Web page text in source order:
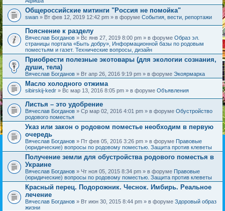
Общероссийские митинги "Россия не помойка"
swan » Вт фев 12, 2019 12:42 pm » в форуме События, вести, репортажи
Пояснение к разделу
Вячеслав Богданов » Вс янв 27, 2019 8:00 pm » в форуме Образ эл.
страницы портала «Быть добру», Информационной базы по родовым
поместьям и газет. Технические вопросы, дизайн
Приобрести полезные экотовары (для экологии сознания,
души, тела)
Вячеслав Богданов » Вт апр 26, 2016 9:19 pm » в форуме Экоярмарка
Масло холодного отжима
sibirskij-kedr » Вс мар 13, 2016 8:05 pm » в форуме Объявления
Листья – это удобрение
Вячеслав Богданов » Ср мар 02, 2016 4:01 pm » в форуме Обустройство
родового поместья
Указ или закон о родовом поместье необходим в первую
очередь
Вячеслав Богданов » Пт фев 05, 2016 3:26 pm » в форуме Правовые
(юридические) вопросы по родовому поместью. Защита против клеветы
Получение земли для обустройства родового поместья в
Украине
Вячеслав Богданов » Чт ноя 05, 2015 8:34 pm » в форуме Правовые
(юридические) вопросы по родовому поместью. Защита против клеветы
Красный перец. Подорожник. Чеснок. Имбирь. Реальное
лечение
Вячеслав Богданов » Вт июн 30, 2015 8:44 pm » в форуме Здоровый образ
жизни